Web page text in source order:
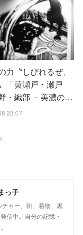
力〝しびれるぜ、
「黄瀬戸・瀬戸
・織部 －美濃の…
23:07
っ子
ャー、街、着物、黒
信中。自分の記憶・